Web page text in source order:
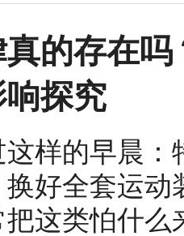
的存在
探究
样的早晨
好全套运
这类怕什